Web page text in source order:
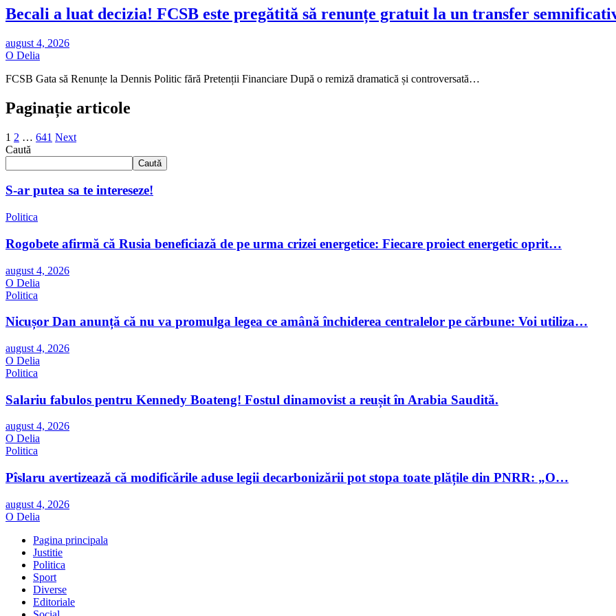
Becali a luat decizia! FCSB este pregătită să renunțe gratuit la un transfer
august 4, 2026
O Delia
FCSB Gata să Renunțe la Dennis Politic fără Pretenții Financiare După o remiză dramatică și controversată…
Paginație articole
1 2 … 641 Next
Caută
Caută
S-ar putea sa te intereseze!
Politica
Rogobete afirmă că Rusia beneficiază de pe urma crizei energetice: Fiecare proiect energetic oprit…
august 4, 2026
O Delia
Politica
Nicușor Dan anunță că nu va promulga legea ce amână închiderea centralelor pe cărbune: Voi utiliza…
august 4, 2026
O Delia
Politica
Salariu fabulos pentru Kennedy Boateng! Fostul dinamovist a reușit în Arabia Saudită.
august 4, 2026
O Delia
Politica
Pîslaru avertizează că modificările aduse legii decarbonizării pot stopa toate plățile din PNRR: „O…
august 4, 2026
O Delia
Pagina principala
Justitie
Politica
Sport
Diverse
Editoriale